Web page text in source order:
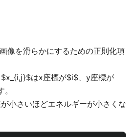
像を滑らかにするための正則化項
はx座標が$i$、y座標が
小さいほどエネルギーが小さくな